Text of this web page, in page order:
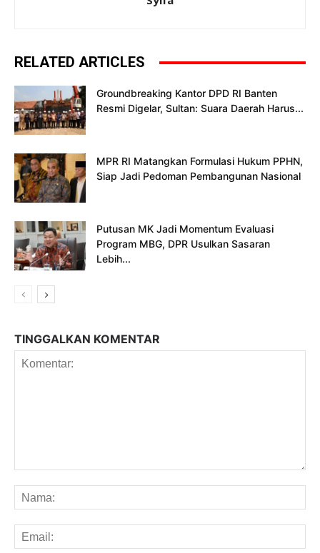
RELATED ARTICLES
Groundbreaking Kantor DPD RI Banten
Resmi Digelar, Sultan: Suara Daerah Harus...
MPR RI Matangkan Formulasi Hukum PPHN,
Siap Jadi Pedoman Pembangunan Nasional
Putusan MK Jadi Momentum Evaluasi
Program MBG, DPR Usulkan Sasaran
Lebih...
TINGGALKAN KOMENTAR